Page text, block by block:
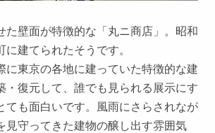
た壁面が特徴的な「丸ニ商店」。昭和
建てられたそうです。
に東京の各地に建っていた特徴的な建
・復元して、誰でも見られる展示にす
ても面白いです。風雨にさらされなが
見守ってきた建物の醸し出す雰囲気